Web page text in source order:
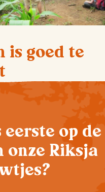
is goed te
op de
onze Riksja